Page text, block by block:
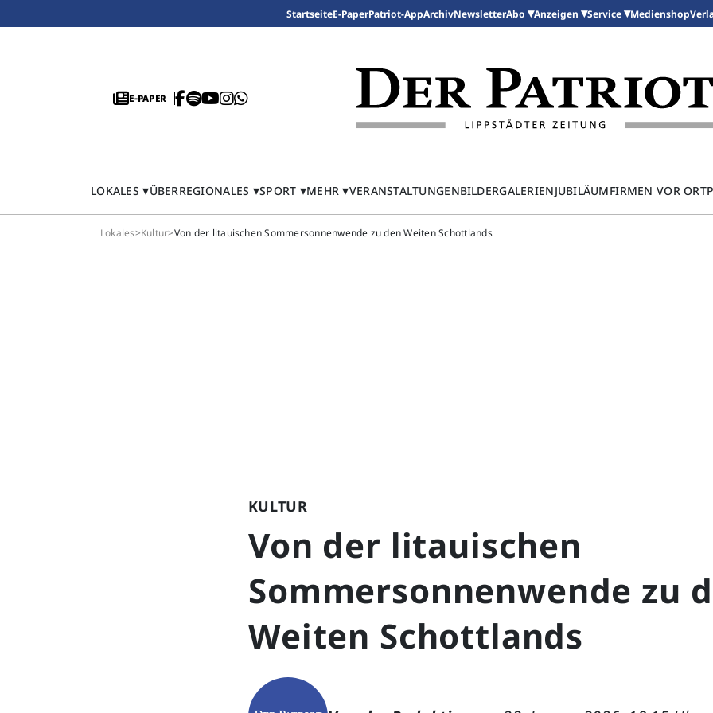
StartseiteE-PaperPatriot-AppArchivNewsletterAbo Anzeigen Service Medienshop
E-PAPER
LOKALES ÜBERREGIONALES SPORT MEHR VERANSTALTUNGENBILDERGALERIENJUBILÄUMFIRMEN VOR ORT
Lokales>Kultur>Von der litauischen Sommersonnenwende zu den Weiten Schottlands
KULTUR
Von der litauischen
Sommersonnenwende zu
Weiten Schottlands